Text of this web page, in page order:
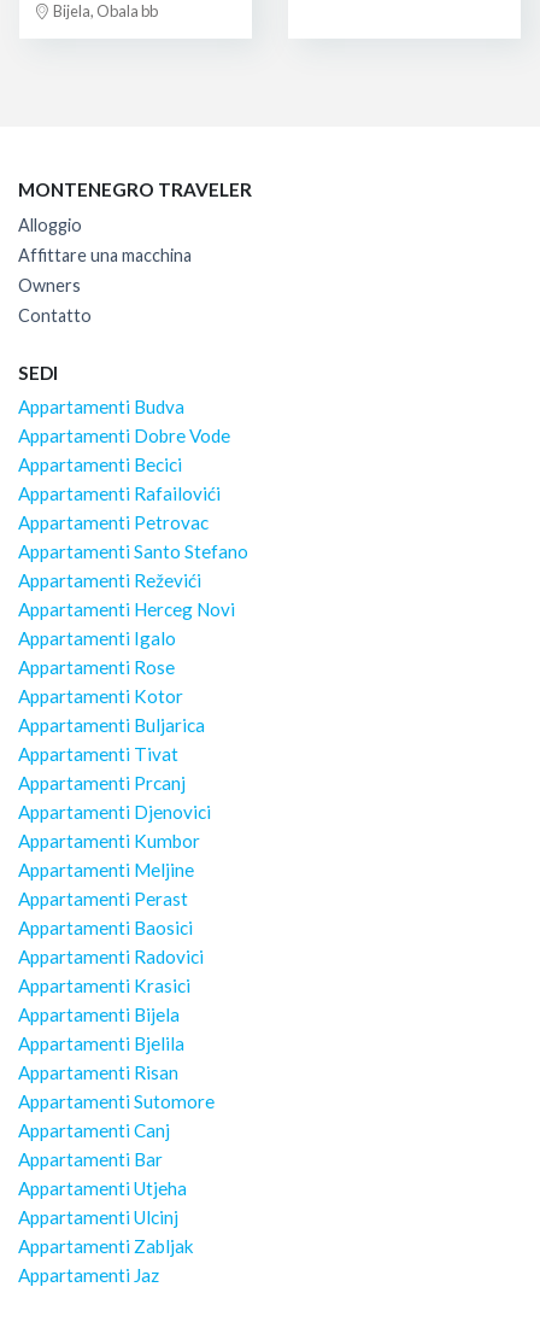
Bijela, Obala bb
MONTENEGRO TRAVELER
Alloggio
Affittare una macchina
Owners
Contatto
SEDI
Appartamenti Budva
Appartamenti Dobre Vode
Appartamenti Becici
Appartamenti Rafailovići
Appartamenti Petrovac
Appartamenti Santo Stefano
Appartamenti Reževići
Appartamenti Herceg Novi
Appartamenti Igalo
Appartamenti Rose
Appartamenti Kotor
Appartamenti Buljarica
Appartamenti Tivat
Appartamenti Prcanj
Appartamenti Djenovici
Appartamenti Kumbor
Appartamenti Meljine
Appartamenti Perast
Appartamenti Baosici
Appartamenti Radovici
Appartamenti Krasici
Appartamenti Bijela
Appartamenti Bjelila
Appartamenti Risan
Appartamenti Sutomore
Appartamenti Canj
Appartamenti Bar
Appartamenti Utjeha
Appartamenti Ulcinj
Appartamenti Zabljak
Appartamenti Jaz